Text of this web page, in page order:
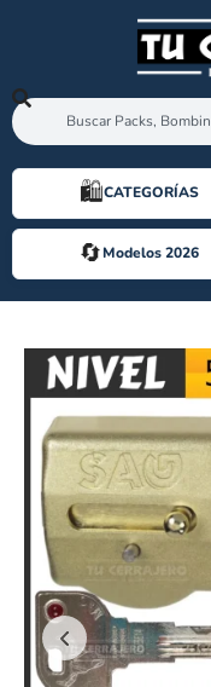
🛍️️CATEGORÍAS
🔄Modelos 2026